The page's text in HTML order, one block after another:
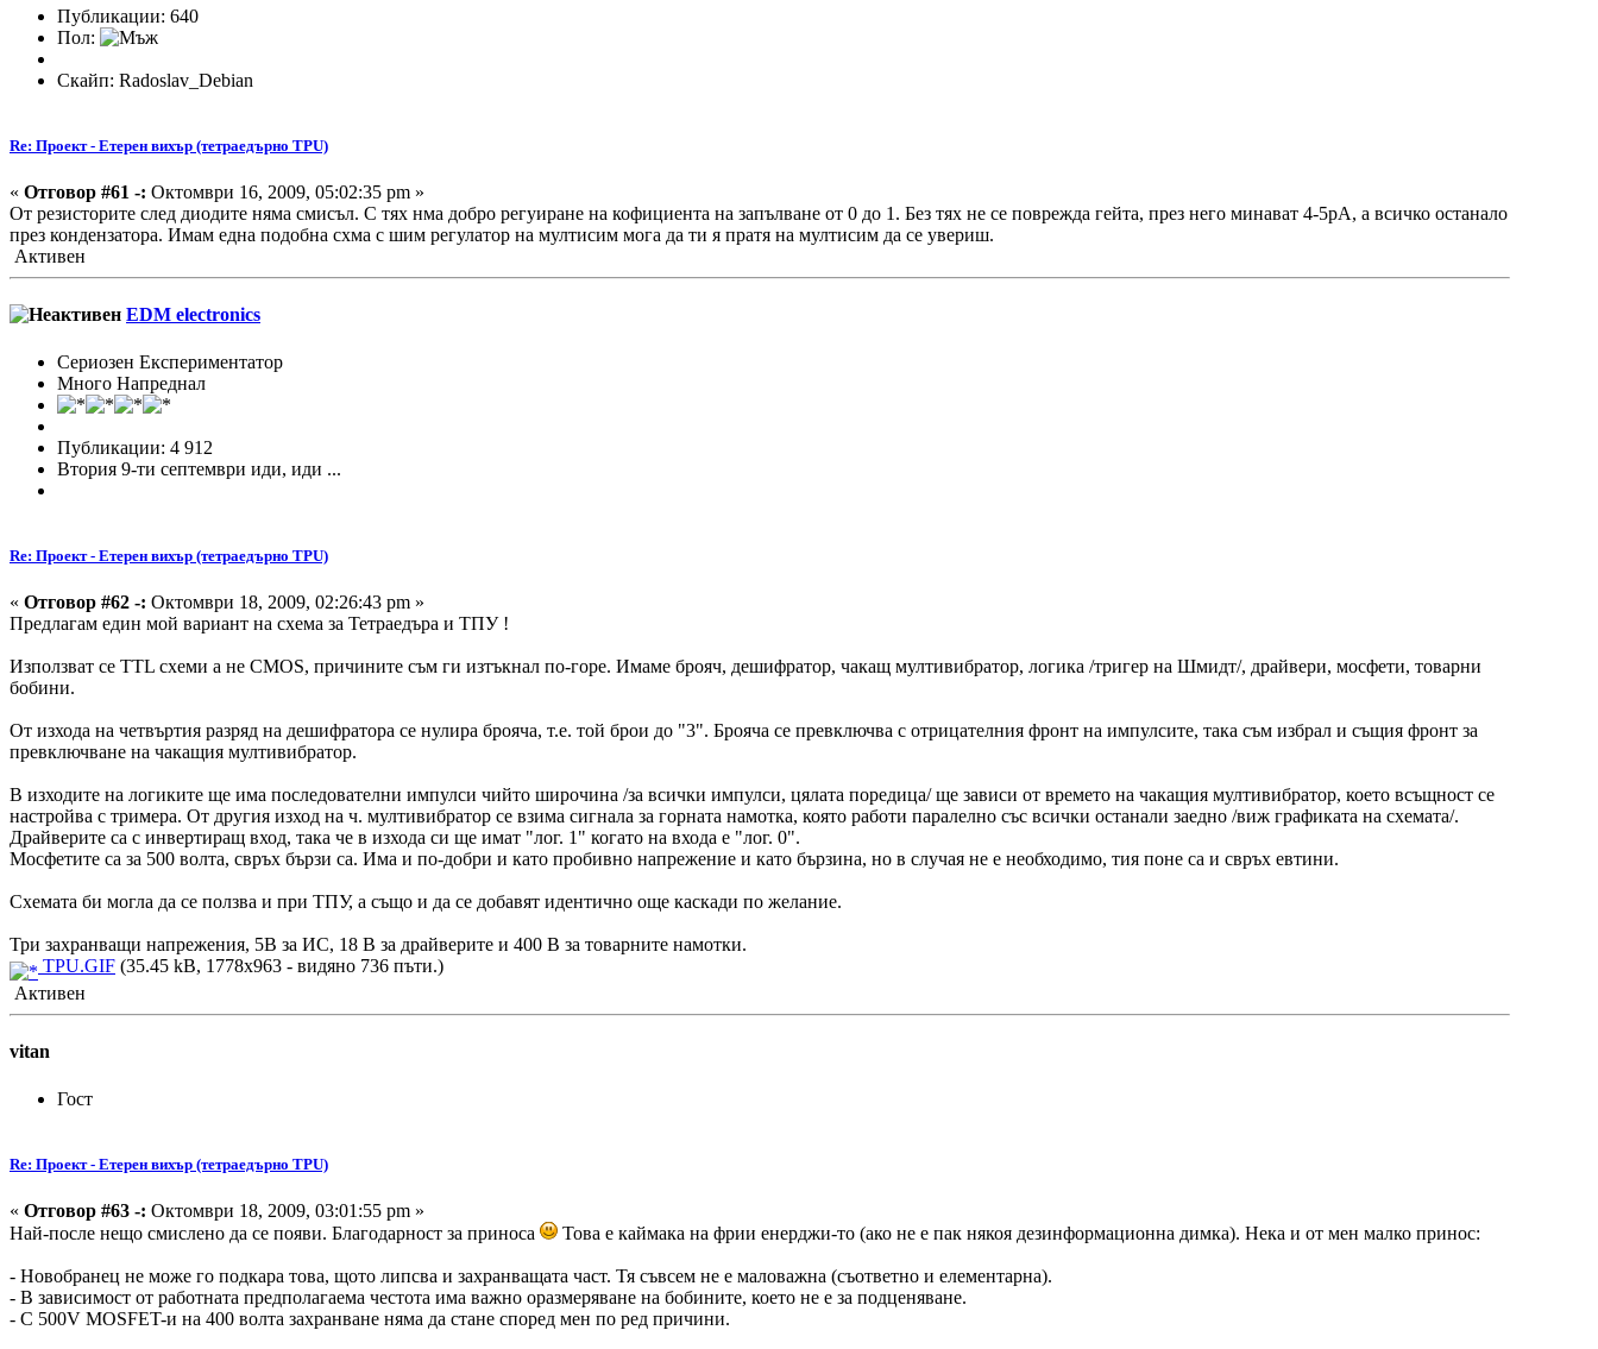
Публикации: 640
Пол:
Скайп: Radoslav_Debian
Re: Проект - Етерен вихър (тетраедърно TPU)
« Отговор #61 -: Октомври 16, 2009, 05:02:35 pm »
От резисторите след диодите няма смисъл. С тях нма добро регуиране на кофициента на запълване от 0 до 1. Без тях не се поврежда гейта, през него минават 4-5pA, а всичко останало
през кондензатора. Имам една подобна схма с шим регулатор на мултисим мога да ти я пратя на мултисим да се увериш.
Активен
EDM electronics
Сериозен Експериментатор
Много Напреднал
Публикации: 4 912
Втория 9-ти септември иди, иди ...
Re: Проект - Етерен вихър (тетраедърно TPU)
« Отговор #62 -: Октомври 18, 2009, 02:26:43 pm »
Предлагам един мой вариант на схема за Тетраедъра и ТПУ !
Използват се TTL схеми а не CMOS, причините съм ги изтъкнал по-горе. Имаме брояч, дешифратор, чакащ мултивибратор, логика /тригер на Шмидт/, драйвери, мосфети, товарни
бобини.
От изхода на четвъртия разряд на дешифратора се нулира брояча, т.е. той брои до "3". Брояча се превключва с отрицателния фронт на импулсите, така съм избрал и същия фронт за
превключване на чакащия мултивибратор.
В изходите на логиките ще има последователни импулси чийто широчина /за всички импулси, цялата поредица/ ще зависи от времето на чакащия мултивибратор, което всъщност се
настройва с тримера. От другия изход на ч. мултивибратор се взима сигнала за горната намотка, която работи паралелно със всички останали заедно /виж графиката на схемата/.
Драйверите са с инвертиращ вход, така че в изхода си ще имат "лог. 1" когато на входа е "лог. 0".
Мосфетите са за 500 волта, свръх бързи са. Има и по-добри и като пробивно напрежение и като бързина, но в случая не е необходимо, тия поне са и свръх евтини.
Схемата би могла да се ползва и при ТПУ, а също и да се добавят идентично още каскади по желание.
Три захранващи напрежения, 5В за ИС, 18 В за драйверите и 400 В за товарните намотки.
TPU.GIF (35.45 kB, 1778x963 - видяно 736 пъти.)
Активен
vitan
Гост
Re: Проект - Етерен вихър (тетраедърно TPU)
« Отговор #63 -: Октомври 18, 2009, 03:01:55 pm »
Най-после нещо смислено да се появи. Благодарност за приноса
Това е каймака на фрии енерджи-то (ако не е пак някоя дезинформационна димка). Нека и от мен малко принос:
- Новобранец не може го подкара това, щото липсва и захранващата част. Тя съвсем не е маловажна (съответно и елементарна).
- В зависимост от работната предполагаема честота има важно оразмеряване на бобините, което не е за подценяване.
- С 500V MOSFET-и на 400 волта захранване няма да стане според мен по ред причини.